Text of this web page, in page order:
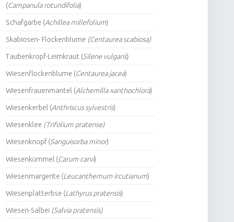
(Campanula rotundifolia)
Schafgarbe (Achillea millefolium)
Skabiosen- Flockenblume (Centaurea scabiosa)
Taubenkropf-Leimkraut (Silene vulgaris)
Wiesenflockenblume (Centaurea jacea)
Wiesenfrauenmantel (Alchemilla xanthochlora)
Wiesenkerbel (Anthriscus sylvestris)
Wiesenklee (Trifolium pratense)
Wiesenknopf (Sanguisorba minor)
Wiesenkümmel (Carum carvi)
Wiesenmargerite (Leucanthemum ircutianum)
Wiesenplatterbse (Lathyrus pratensis)
Wiesen-Salbei (Salvia pratensis)